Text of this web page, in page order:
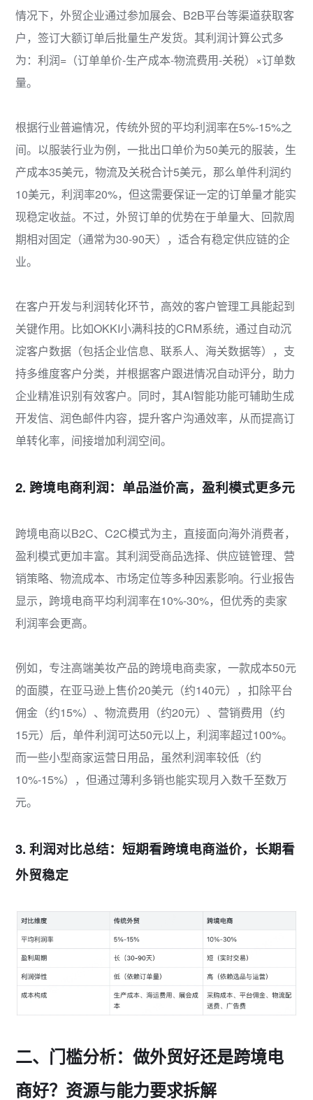
情况下，外贸企业通过参加展会、B2B平台等渠道获取客
户，签订大额订单后批量生产发货。其利润计算公式多
为：利润=（订单单价-生产成本-物流费用-关税）×订单数
量。
根据行业普遍情况，传统外贸的平均利润率在5%-15%之
间。以服装行业为例，一批出口单价为50美元的服装，生
产成本35美元，物流及关税合计5美元，那么单件利润约
10美元，利润率20%，但这需要保证一定的订单量才能实
现稳定收益。不过，外贸订单的优势在于单量大、回款周
期相对固定（通常为30-90天），适合有稳定供应链的企
业。
在客户开发与利润转化环节，高效的客户管理工具能起到
关键作用。比如OKKI小满科技的CRM系统，通过自动沉
淀客户数据（包括企业信息、联系人、海关数据等），支
持多维度客户分类，并根据客户跟进情况自动评分，助力
企业精准识别有效客户。同时，其AI智能功能可辅助生成
开发信、润色邮件内容，提升客户沟通效率，从而提高订
单转化率，间接增加利润空间。
2. 跨境电商利润：单品溢价高，盈利模式更多元
跨境电商以B2C、C2C模式为主，直接面向海外消费者，
盈利模式更加丰富。其利润受商品选择、供应链管理、营
销策略、物流成本、市场定位等多种因素影响。行业报告
显示，跨境电商平均利润率在10%-30%，但优秀的卖家
利润率会更高。
例如，专注高端美妆产品的跨境电商卖家，一款成本50元
的面膜，在亚马逊上售价20美元（约140元），扣除平台
佣金（约15%）、物流费用（约20元）、营销费用（约
15元）后，单件利润可达50元以上，利润率超过100%。
而一些小型商家运营日用品，虽然利润率较低（约
10%-15%），但通过薄利多销也能实现月入数千至数万
元。
3. 利润对比总结：短期看跨境电商溢价，长期看
外贸稳定
二、门槛分析：做外贸好还是跨境电
商好？资源与能力要求拆解